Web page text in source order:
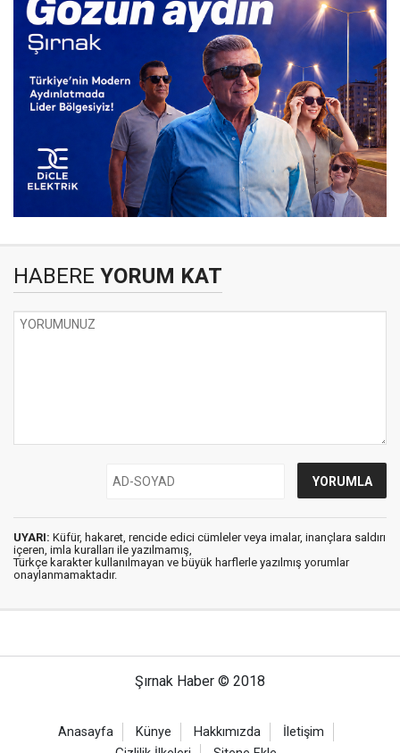
HABERE YORUM KAT
UYARI: Küfür, hakaret, rencide edici cümleler veya imalar, inançlara saldırı
içeren, imla kuralları ile yazılmamış,
Türkçe karakter kullanılmayan ve büyük harflerle yazılmış yorumlar
onaylanmamaktadır.
Şırnak Haber © 2018
Anasayfa Künye Hakkımızda
İletişim